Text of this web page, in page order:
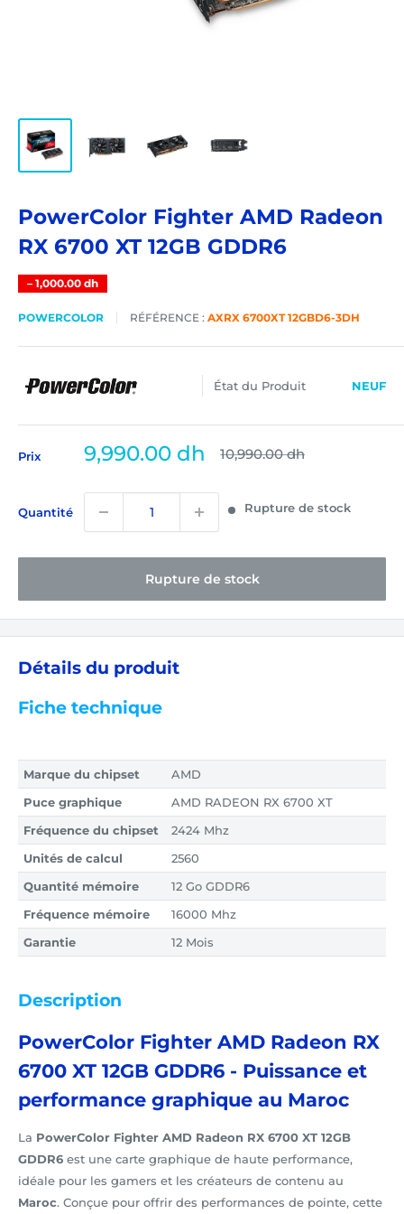
PowerColor Fighter AMD Radeon
RX 6700 XT 12GB GDDR6
– 1,000.00 dh
POWERCOLOR RÉFÉRENCE : AXRX 6700XT 12GBD6-3DH
État du Produit NEUF
Prix
Prix
9,990.00 dh Prix
normal
10,990.00 dh
Quantité Rupture de stock
Rupture de stock
Détails du produit
Fiche technique
Marque du chipset
AMD
Puce graphique
AMD RADEON RX 6700 XT
Fréquence du chipset
2424 Mhz
Unités de calcul
2560
Quantité mémoire
12 Go GDDR6
Fréquence mémoire
16000 Mhz
Garantie
12 Mois
Description
PowerColor Fighter AMD Radeon RX
6700 XT 12GB GDDR6 - Puissance et
performance graphique au Maroc
La PowerColor Fighter AMD Radeon RX 6700 XT 12GB
GDDR6 est une carte graphique de haute performance,
idéale pour les gamers et les créateurs de contenu au
Maroc. Conçue pour offrir des performances de pointe, cette